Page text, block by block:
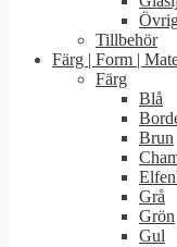
Tillbehör
Färg | Form |
Färg
Blå
Brun
Grå
Grön
Gul